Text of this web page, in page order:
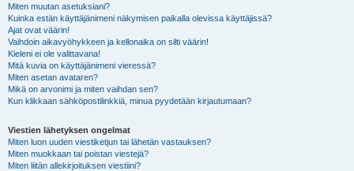
Miten muutan asetuksiani?
Kuinka estän käyttäjänimeni näkymisen paikalla olevissa käyttäjissä?
Ajat ovat väärin!
Vaihdoin aikavyöhykkeen ja kellonaika on silti väärin!
Kieleni ei ole valittavana!
Mitä kuvia on käyttäjänimeni vieressä?
Miten asetan avataren?
Mikä on arvonimi ja miten vaihdan sen?
Kun klikkaan sähköpostilinkkiä, minua pyydetään kirjautumaan?
Viestien lähetyksen ongelmat
Miten luon uuden viestiketjun tai lähetän vastauksen?
Miten muokkaan tai poistan viestejä?
Miten liitän allekirjoituksen viestiini?